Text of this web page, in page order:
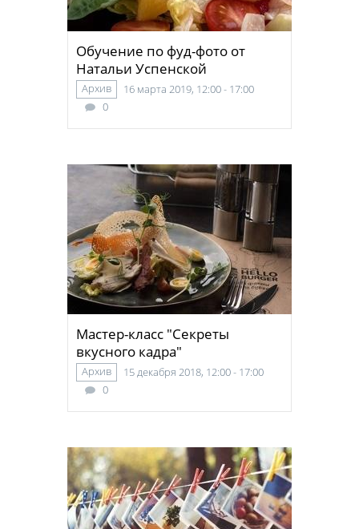
Обучение по фуд-фото от
Натальи Успенской
Архив
16 марта 2019, 12:00 - 17:00
0
Мастер-класс "Секреты
вкусного кадра"
Архив
15 декабря 2018, 12:00 - 17:00
0